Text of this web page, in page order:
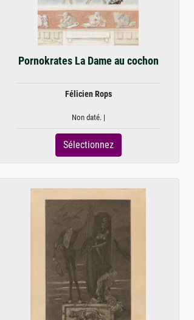
Pornokrates La Dame au cochon
Félicien Rops
Non daté. |
Sélectionnez